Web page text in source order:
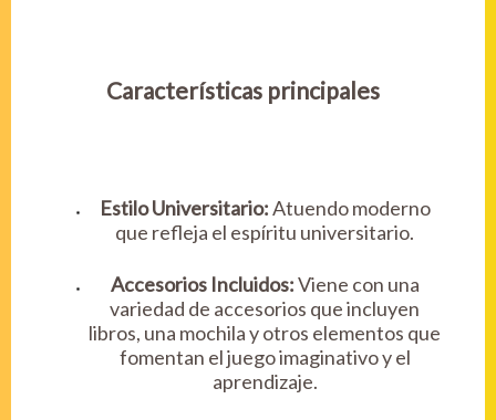
Características principales
Estilo Universitario:Atuendo moderno
que refleja el espíritu universitario.
Accesorios Incluidos:Viene con una
variedad de accesorios que incluyen
libros, una mochila y otros elementos que
fomentan el juego imaginativo y el
aprendizaje.